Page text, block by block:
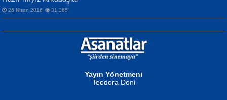
NURAN KÖSE BAYDAR
Ben Deniz Değilim ki...
26 Nisan 2016 31,365
Yayın Yönetmeni
Teodora Doni